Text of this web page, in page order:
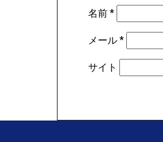
名前*
メール*
サイト